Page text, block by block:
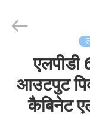
उत्पादों
LIGHTING
LIMITED.
एलपीडी
आउटपुट
कैबिनेट